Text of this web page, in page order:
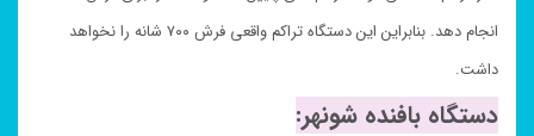
انجام دهد. بنابراین این دستگاه تراکم واقعی فرش ۷۰۰ شانه را نخواهد
داشت.
دستگاه بافنده شونهر: